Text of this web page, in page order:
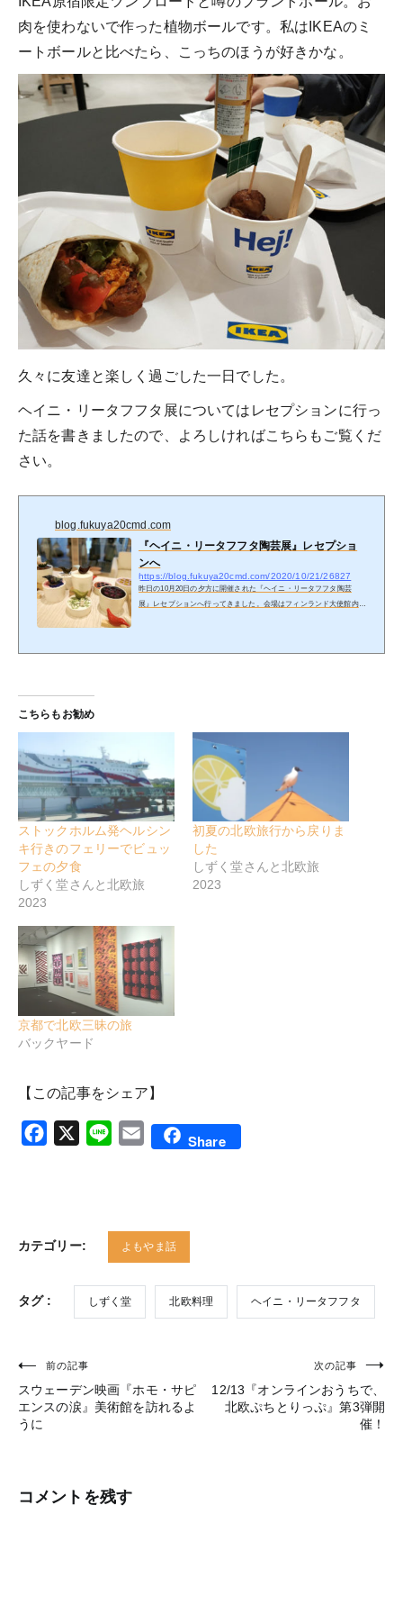
肉を使わないで作った植物ボールです。私はIKEAのミ
ートボールと比べたら、こっちのほうが好きかな。
久々に友達と楽しく過ごした一日でした。
ヘイニ・リータフフタ展についてはレセプションに行っ
た話を書きましたので、よろしければこちらもご覧くだ
さい。
blog.fukuya20cmd.com
『ヘイニ・リータフフタ陶芸展』レセプショ
ンへ
https://blog.fukuya20cmd.com/2020/10/21/26827
昨日の10月20日の夕方に開催された『ヘイニ・リータフフタ陶芸
展』レセプションへ行ってきました。会場はフィンランド大使館内メ
こちらもお勧め
ストックホルム発ヘルシン
キ行きのフェリーでビュッ
フェの夕食
しずく堂さんと北欧旅
2023
初夏の北欧旅行から戻りま
した
しずく堂さんと北欧旅
2023
京都で北欧三昧の旅
バックヤード
【この記事をシェア】
Facebook
X Line Email Share
カテゴリー: よもやま話
タグ : しずく堂 北欧料理 ヘイニ・リータフフタ
投
稿
ナ
ゲ
前の記事
スウェーデン映画『ホモ・サピ
エンスの涙』美術館を訪れるよ
うに
次の記事
12/13『オンラインおうちで、
北欧ぷちとりっぷ』第3弾開
催！
コメントを残す